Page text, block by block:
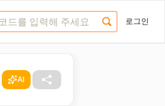
로그인
AI